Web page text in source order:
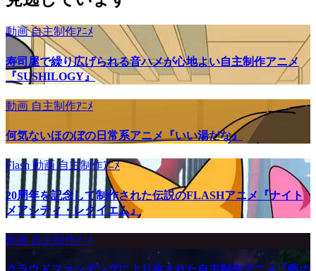
動画自主制作ｱﾆﾒ
寿司屋で繰り広げられる音ハメが心地よい自主制作アニメ
『SUSHILOGY』
動画 自主制作ｱﾆﾒ
何気ないほのぼの日常系アニメ『いい湯だな』
Flash 動画自主制作ｱﾆﾒ
20周年を記念して制作された伝説のFLASHアニメ『ナイト
メアシティ・レクイエム』
動画 自主制作ｱﾆﾒ